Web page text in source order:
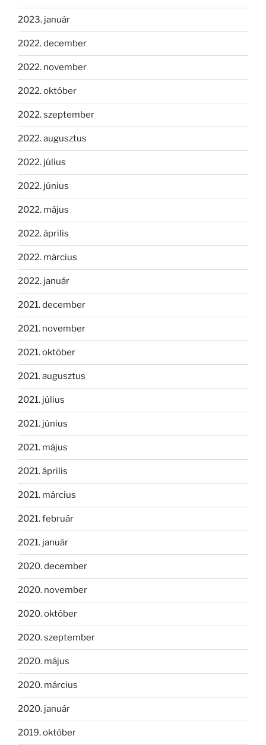
2023. január
2022. december
2022. november
2022. október
2022. szeptember
2022. augusztus
2022. július
2022. június
2022. május
2022. április
2022. március
2022. január
2021. december
2021. november
2021. október
2021. augusztus
2021. július
2021. június
2021. május
2021. április
2021. március
2021. február
2021. január
2020. december
2020. november
2020. október
2020. szeptember
2020. május
2020. március
2020. január
2019. október